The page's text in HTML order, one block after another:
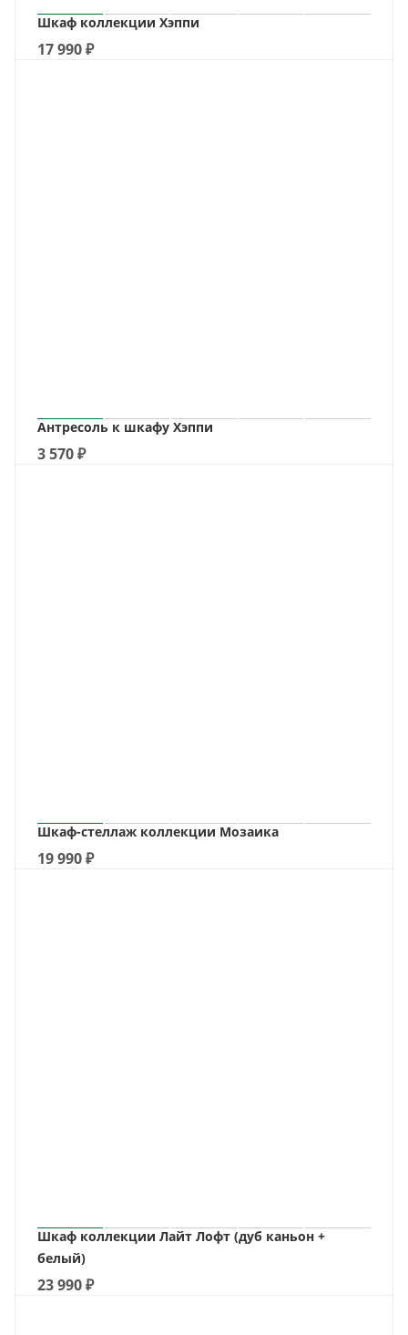
Шкаф коллекции Хэппи
17 990₽
Антресоль к шкафу Хэппи
3 570₽
Шкаф-стеллаж коллекции Мозаика
19 990₽
Шкаф коллекции Лайт Лофт (дуб каньон +
белый)
23 990₽